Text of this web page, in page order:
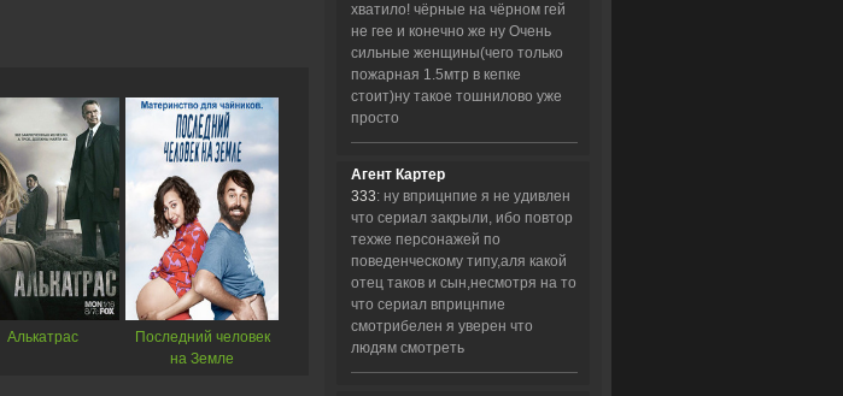
Алькатрас
Последний человек
на Земле
хватило! чёрные на чёрном гей
не гее и конечно же ну Очень
сильные женщины(чего только
пожарная 1.5мтр в кепке
стоит)ну такое тошнилово уже
просто
Агент Картер
333: ну вприцнпие я не удивлен
что сериал закрыли, ибо повтор
техже персонажей по
поведенческому типу,аля какой
отец таков и сын,несмотря на то
что сериал вприцнпие
смотрибелен я уверен что
людям смотреть